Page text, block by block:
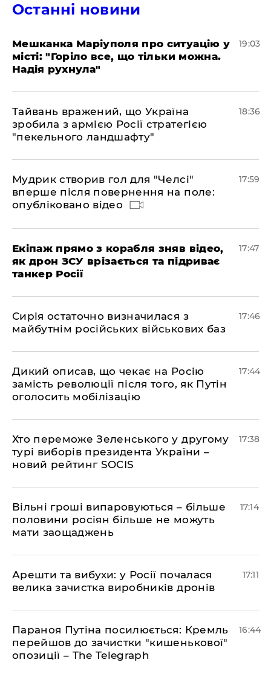
Останні новини
Мешканка Маріуполя про ситуацію у
місті: "Горіло все, що тільки можна.
Надія рухнула"
19:03
Тайвань вражений, що Україна
зробила з армією Росії стратегією
"пекельного ландшафту"
18:36
Мудрик створив гол для "Челсі"
вперше після повернення на поле:
опубліковано відео
17:59
Екіпаж прямо з корабля зняв відео,
як дрон ЗСУ врізається та підриває
танкер Росії
17:47
Сирія остаточно визначилася з
майбутнім російських військових баз
17:46
Дикий описав, що чекає на Росію
замість революції після того, як Путін
оголосить мобілізацію
17:44
Хто переможе Зеленського у другому
турі виборів президента України –
новий рейтинг SOCIS
17:38
Вільні гроші випаровуються – більше
половини росіян більше не можуть
мати заощаджень
17:14
Арешти та вибухи: у Росії почалася
велика зачистка виробників дронів
17:11
Параноя Путіна посилюється: Кремль
перейшов до зачистки "кишенькової"
опозиції – The Telegraph
16:44